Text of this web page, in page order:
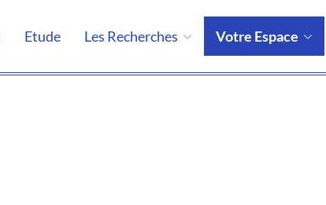
Etude Les Recherches Votre Espace